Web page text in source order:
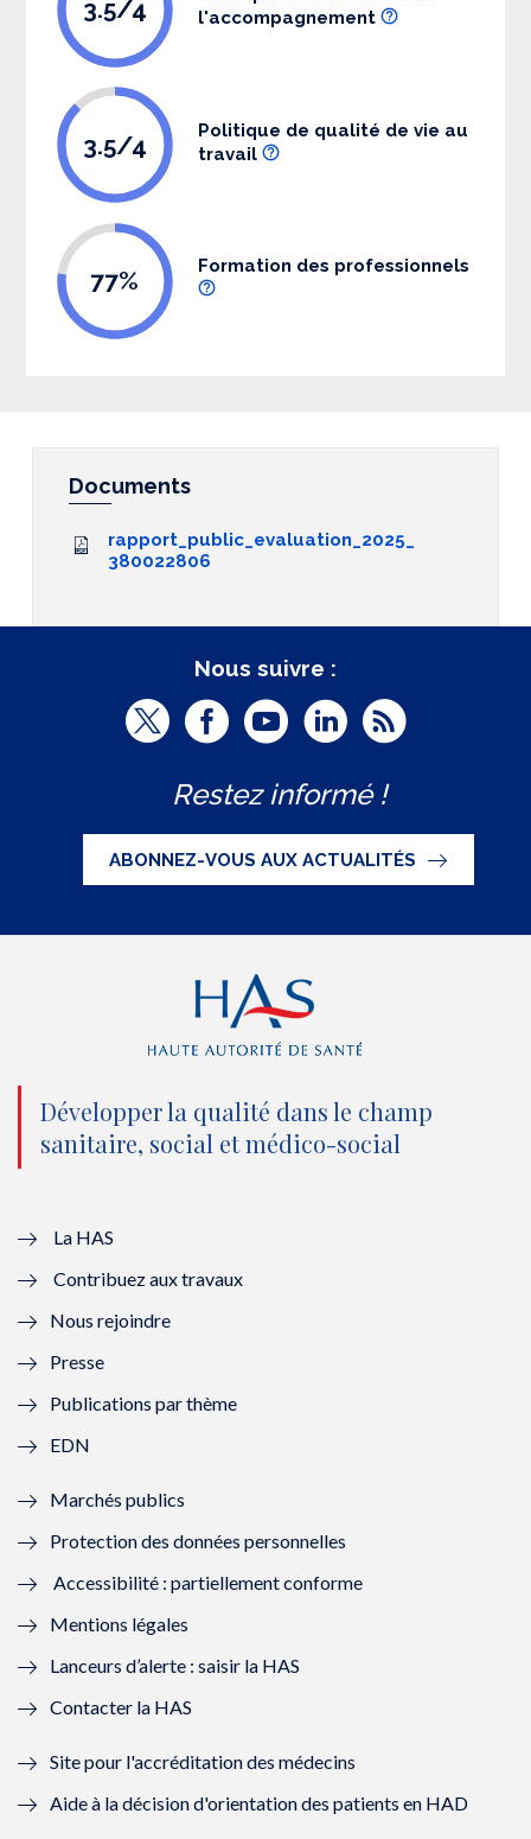
3.5/4
l'accompagnement
3.5/4
Politique de qualité de vie au
travail
77% Formation des professionnels
Documents
rapport_public_evaluation_2025_
380022806
Nous suivre :
T
i
t
t
e
n
o
u
l
l
f
n
ê
t
r
e
)
F
c
e
b
o
o
k
(
n
o
e
e
n
ê
r
)
Y
u
t
u
b
e
(
n
o
u
ê
t
e
L
n
k
e
d
(
n
o
ê
)
R
Restez informé !
ABONNEZ-VOUS AUX ACTUALITÉS
Développer la qualité dans le champ
sanitaire, social et médico-social
La HAS
Contribuez aux travaux
Nous rejoindre
Presse
Publications par thème
EDN
Marchés publics
Protection des données personnelles
Accessibilité : partiellement conforme
Mentions légales
Lanceurs d’alerte : saisir la HAS
Contacter la HAS
Site pour l'accréditation des médecins
Aide à la décision d'orientation des patients en HAD